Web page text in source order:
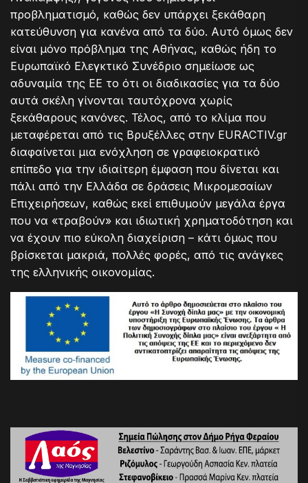
προβληματισμό, καθώς δεν υπάρχει ξεκάθαρη
κατεύθυνση για κανένα από τα δύο. Αυτό όμως δεν
είναι μόνο πρόβλημα της Αθήνας, καθώς ήδη το
Ευρωπαϊκό Ελεγκτικό Συνέδριο σημείωσε ως
αδυναμία της ΕΕ το ότι οι διαδικασίες για τα δύο
αυτά σκέλη γίνονται ταυτόχρονα χωρίς
ξεκάθαρους κανόνες. Τέλος, από το κλίμα που
μεταφέρεται από τις Βρυξέλλες στην EURACTIV.gr
διαφαίνεται μια ενόχληση σε γραφειοκρατικό
επίπεδο για την ιδιαίτερη έμφαση που δίνεται και
πάλι από την Ελλάδα σε δράσεις Μικρομεσαίων
Επιχειρήσεων, καθώς εκεί επιθυμούν μεγάλα έργα
που να «τραβούν» και ιδιωτική χρηματοδότηση και
να έχουν πιο εύκολη διαχείριση – κάτι όμως που
βρίσκεται μακριά, πολλές φορές, από τις ανάγκες
της ελληνικής οικονομίας.